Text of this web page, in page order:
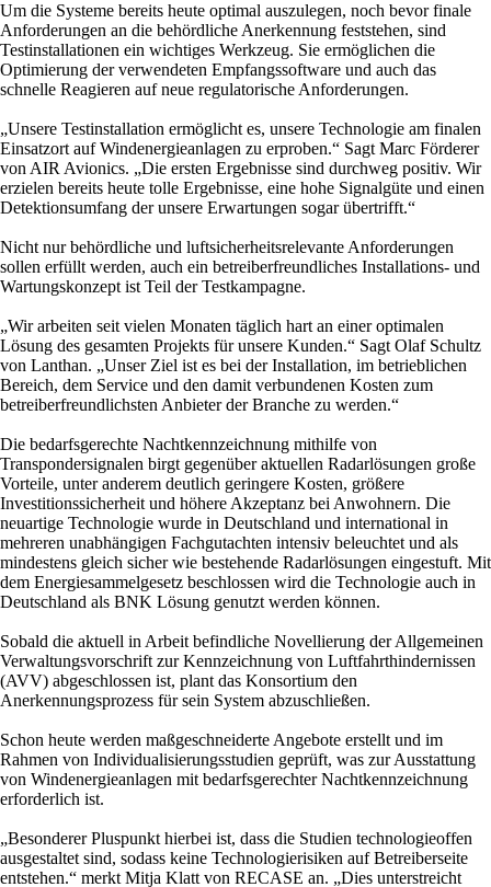
Um die Systeme bereits heute optimal auszulegen, noch bevor finale
Anforderungen an die behördliche Anerkennung feststehen, sind
Testinstallationen ein wichtiges Werkzeug. Sie ermöglichen die
Optimierung der verwendeten Empfangssoftware und auch das
schnelle Reagieren auf neue regulatorische Anforderungen.
„Unsere Testinstallation ermöglicht es, unsere Technologie am finalen
Einsatzort auf Windenergieanlagen zu erproben.“ Sagt Marc Förderer
von AIR Avionics. „Die ersten Ergebnisse sind durchweg positiv. Wir
erzielen bereits heute tolle Ergebnisse, eine hohe Signalgüte und einen
Detektionsumfang der unsere Erwartungen sogar übertrifft.“
Nicht nur behördliche und luftsicherheitsrelevante Anforderungen
sollen erfüllt werden, auch ein betreiberfreundliches Installations- und
Wartungskonzept ist Teil der Testkampagne.
„Wir arbeiten seit vielen Monaten täglich hart an einer optimalen
Lösung des gesamten Projekts für unsere Kunden.“ Sagt Olaf Schultz
von Lanthan. „Unser Ziel ist es bei der Installation, im betrieblichen
Bereich, dem Service und den damit verbundenen Kosten zum
betreiberfreundlichsten Anbieter der Branche zu werden.“
Die bedarfsgerechte Nachtkennzeichnung mithilfe von
Transpondersignalen birgt gegenüber aktuellen Radarlösungen große
Vorteile, unter anderem deutlich geringere Kosten, größere
Investitionssicherheit und höhere Akzeptanz bei Anwohnern. Die
neuartige Technologie wurde in Deutschland und international in
mehreren unabhängigen Fachgutachten intensiv beleuchtet und als
mindestens gleich sicher wie bestehende Radarlösungen eingestuft. Mit
dem Energiesammelgesetz beschlossen wird die Technologie auch in
Deutschland als BNK Lösung genutzt werden können.
Sobald die aktuell in Arbeit befindliche Novellierung der Allgemeinen
Verwaltungsvorschrift zur Kennzeichnung von Luftfahrthindernissen
(AVV) abgeschlossen ist, plant das Konsortium den
Anerkennungsprozess für sein System abzuschließen.
Schon heute werden maßgeschneiderte Angebote erstellt und im
Rahmen von Individualisierungsstudien geprüft, was zur Ausstattung
von Windenergieanlagen mit bedarfsgerechter Nachtkennzeichnung
erforderlich ist.
„Besonderer Pluspunkt hierbei ist, dass die Studien technologieoffen
ausgestaltet sind, sodass keine Technologierisiken auf Betreiberseite
entstehen.“ merkt Mitja Klatt von RECASE an. „Dies unterstreicht